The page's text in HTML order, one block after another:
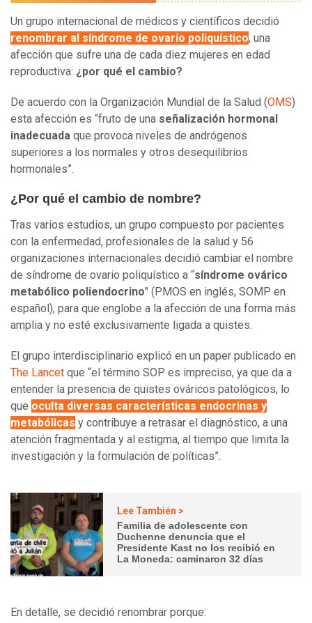
Un grupo internacional de médicos y científicos decidió
renombrar al síndrome de ovario poliquístico, una
afección que sufre una de cada diez mujeres en edad
reproductiva: ¿por qué el cambio?
De acuerdo con la Organización Mundial de la Salud (OMS)
esta afección es “fruto de una señalización hormonal
inadecuada que provoca niveles de andrógenos
superiores a los normales y otros desequilibrios
hormonales”.
¿Por qué el cambio de nombre?
Tras varios estudios, un grupo compuesto por pacientes
con la enfermedad, profesionales de la salud y 56
organizaciones internacionales decidió cambiar el nombre
de síndrome de ovario poliquístico a “síndrome ovárico
metabólico poliendocrino" (PMOS en inglés, SOMP en
español), para que englobe a la afección de una forma más
amplia y no esté exclusivamente ligada a quistes.
El grupo interdisciplinario explicó en un paper publicado en
The Lancet que “el término SOP es impreciso, ya que da a
entender la presencia de quistes ováricos patológicos, lo
que oculta diversas características endocrinas y
metabólicas y contribuye a retrasar el diagnóstico, a una
atención fragmentada y al estigma, al tiempo que limita la
investigación y la formulación de políticas”.
Lee También >
Familia de adolescente con
Duchenne denuncia que el
Presidente Kast no los recibió en
La Moneda: caminaron 32 días
En detalle, se decidió renombrar porque: